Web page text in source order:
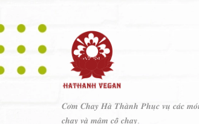
𝑪𝒐̛𝒎 𝑪𝒉𝒂𝒚 𝑯𝒂̀ 𝑻𝒉𝒂̀𝒏𝒉 𝑷𝒉𝒖̣𝒄 𝒗𝒖̣ 𝒄𝒂́𝒄
𝒄𝒉𝒂𝒚 𝒗𝒂̀ 𝒎𝒂̂𝒎 𝒄𝒐̂̃ 𝒄𝒉𝒂𝒚.